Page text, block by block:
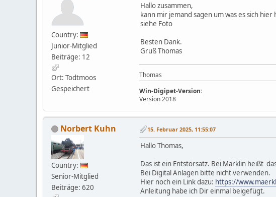
Country:
Junior-Mitglied
Beiträge: 12
Ort: Todtmoos
Gespeichert
Hallo zusammen,
kann mir jemand sagen um was es sich
siehe Foto
Besten Dank.
Gruß Thomas
Thomas
Win-Digipet-Version:
Version 2018
Norbert Kuhn
Country:
Senior-Mitglied
Beiträge: 620
15. Februar 2025, 11:55:07
Hallo Thomas,
Das ist ein Entstörsatz. Bei Märklin heißt
Bei Digital Anlagen bitte nicht verwenden.
Hier noch ein Link dazu: https://
Anleitung habe ich Dir einmal beigefügt.